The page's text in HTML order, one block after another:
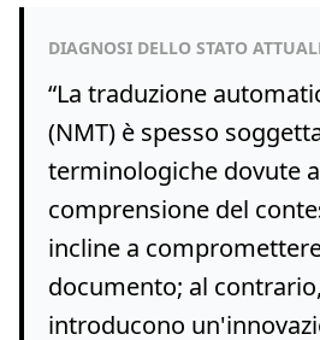
DIAGNOSI DELLO STATO
“La traduzione
(NMT) è spesso
terminologiche dovute
comprensione del
incline a
documento; al
introducono